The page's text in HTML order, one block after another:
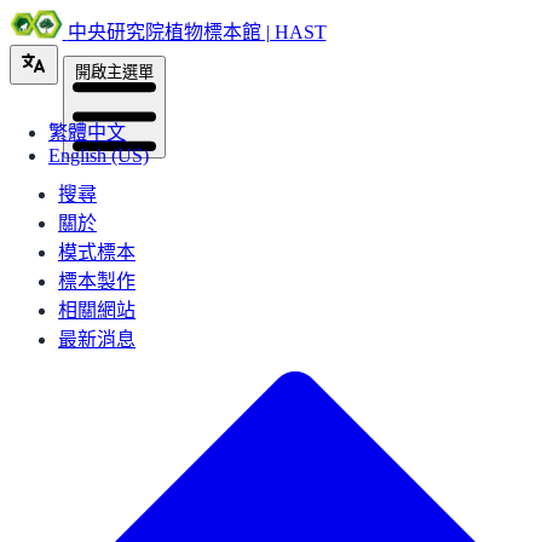
中央研究院植物標本館 | HAST
繁體中文
English (US)
開啟主選單
搜尋
關於
模式標本
標本製作
相關網站
最新消息